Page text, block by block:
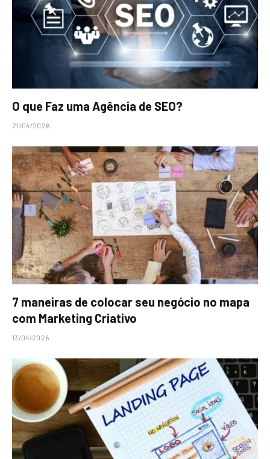
O que Faz uma Agência de SEO?
21/04/2026
7 maneiras de colocar seu negócio no mapa
com Marketing Criativo
13/04/2026